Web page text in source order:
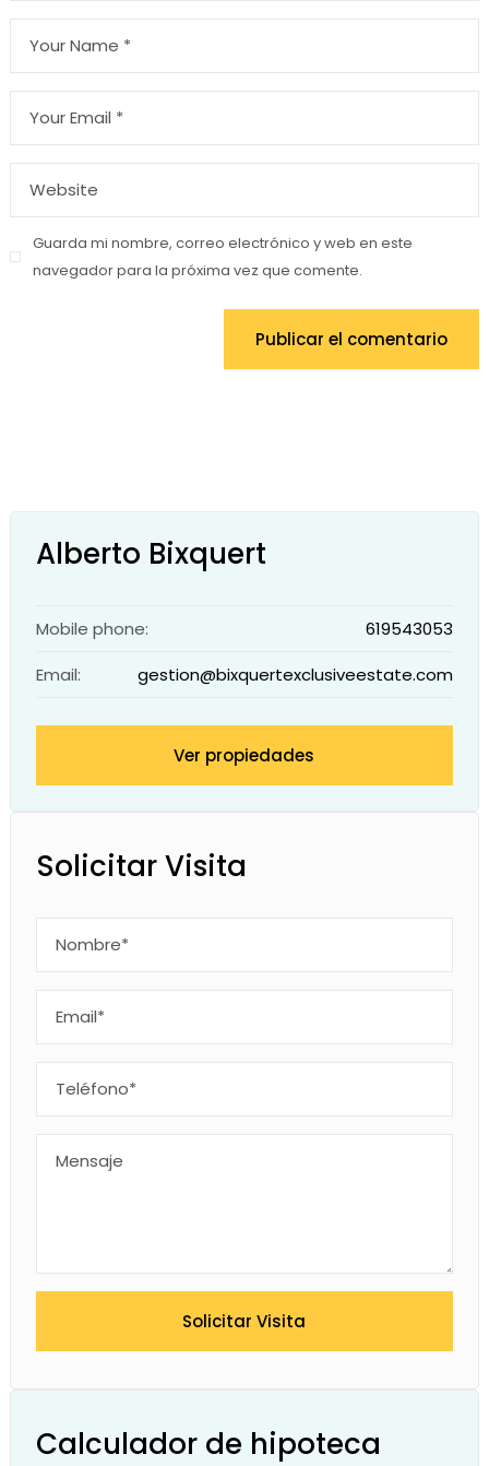
Guarda mi nombre, correo electrónico y web en este
navegador para la próxima vez que comente.
Publicar el comentario
Alberto Bixquert
Mobile phone:
619543053
Email:
gestion@bixquertexclusiveestate.com
Ver propiedades
Solicitar Visita
Solicitar Visita
Calculador de hipoteca